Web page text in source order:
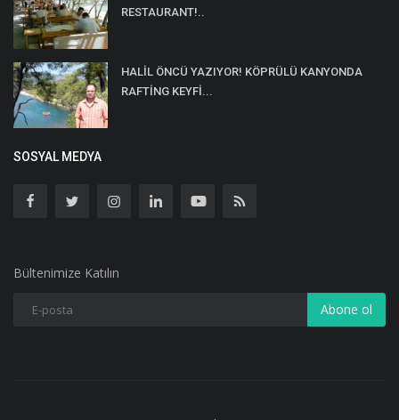
RESTAURANT!..
HALİL ÖNCÜ YAZIYOR! KÖPRÜLÜ KANYONDA
RAFTİNG KEYFİ...
SOSYAL MEDYA
Bültenimize Katılın
Abone ol